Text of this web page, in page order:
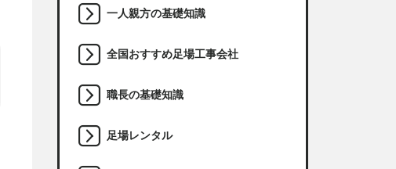
一人親方の基礎知識
全国おすすめ足場工事会社
職長の基礎知識
足場レンタル